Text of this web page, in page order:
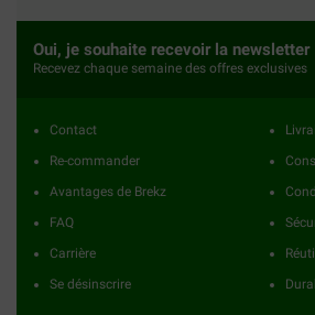
Oui, je souhaite recevoir la newsletter
Recevez chaque semaine des offres exclusives
Contact
Re-commander
Avantages de Brekz
FAQ
Carrière
Se désinscrire